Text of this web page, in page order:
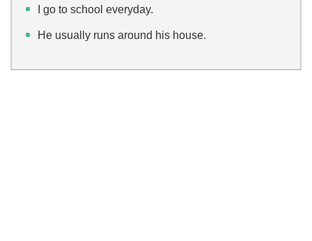
I go to school everyday.
He usually runs around his house.